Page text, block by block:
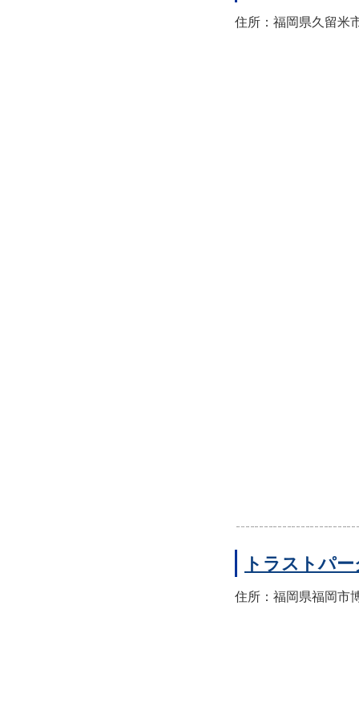
住所：福岡県久留米
トラストパ
住所：福岡県福岡市